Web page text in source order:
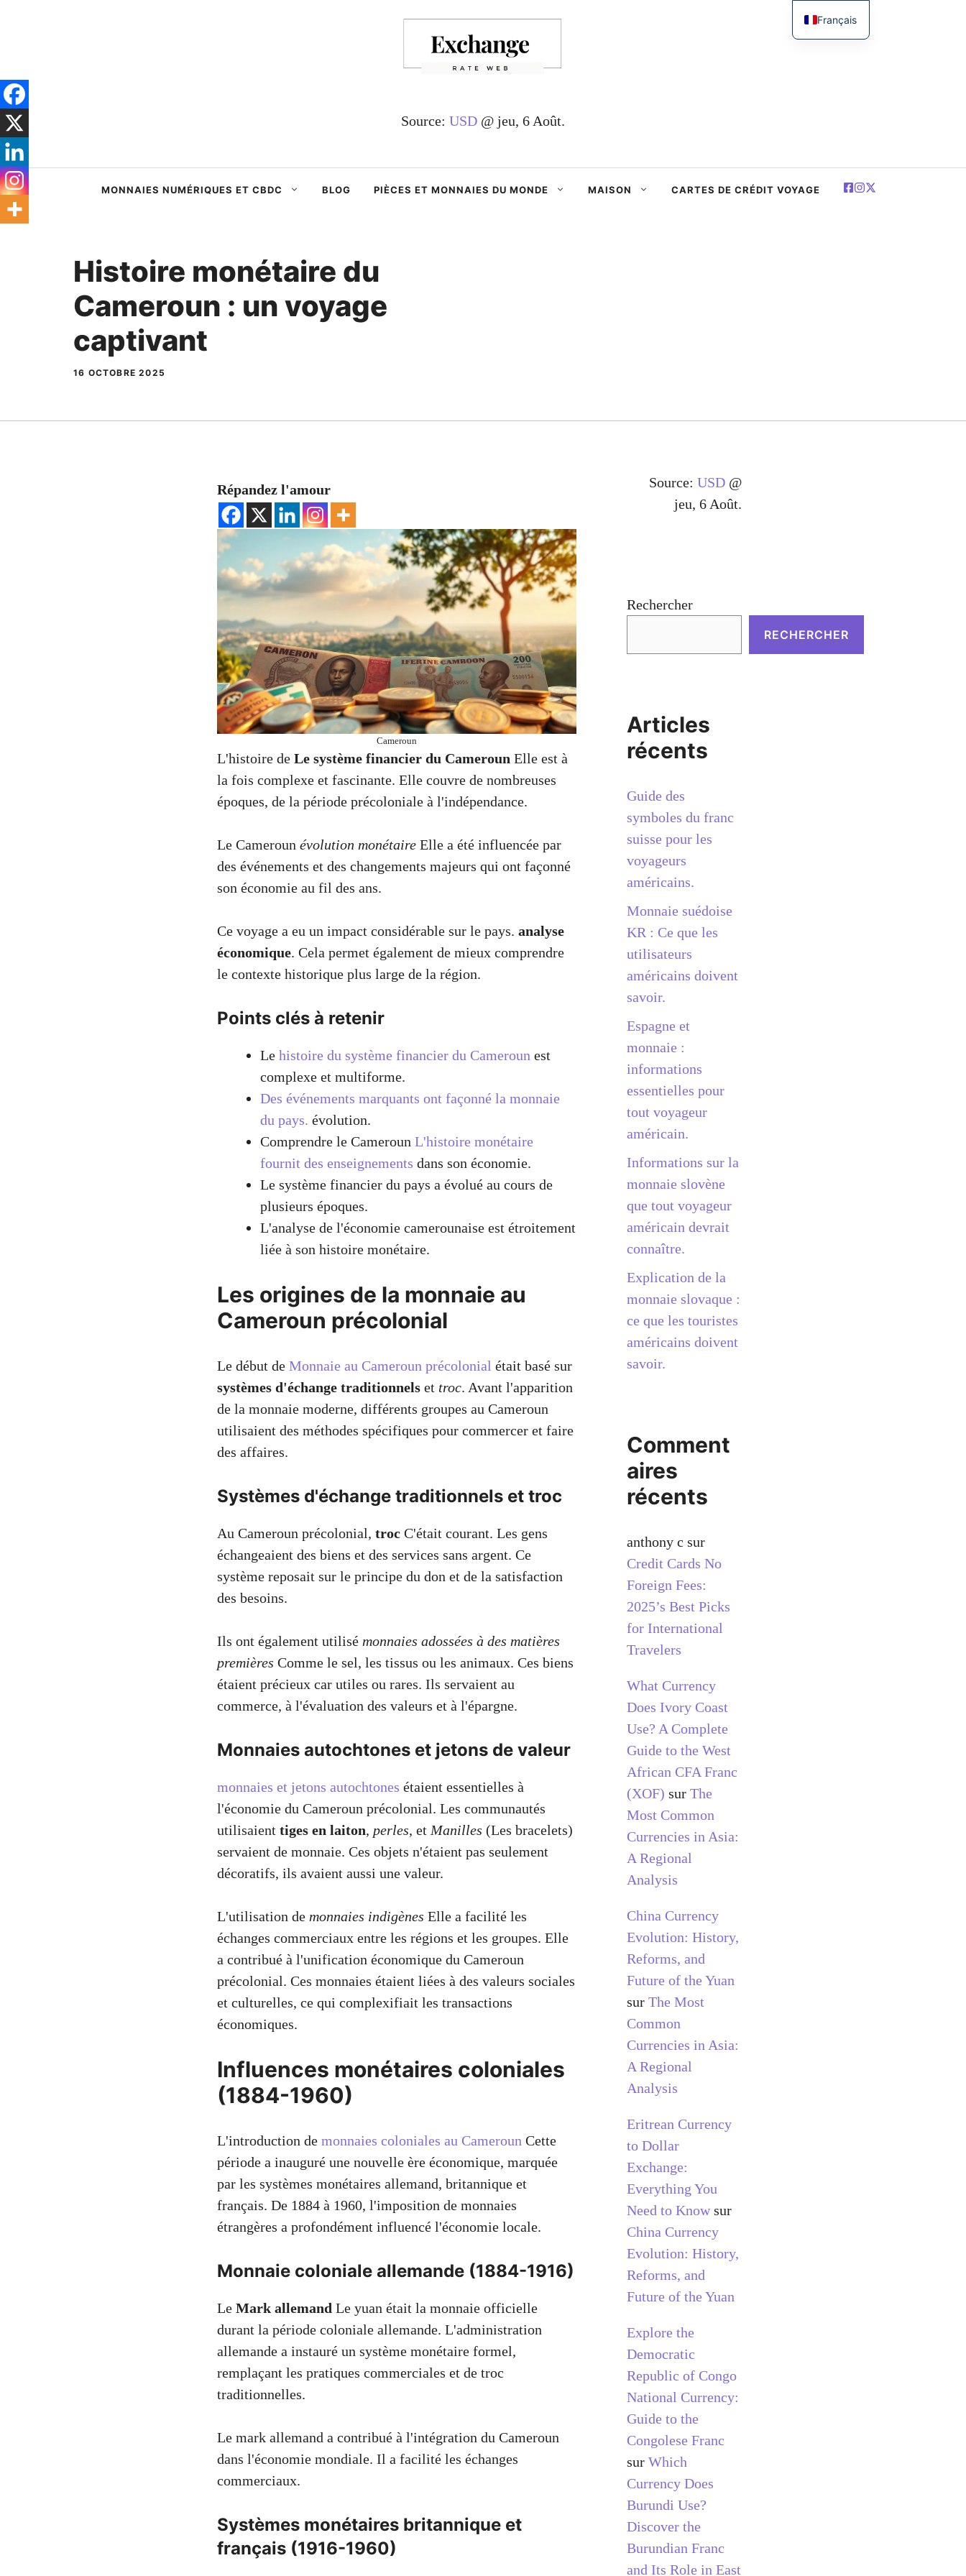
Source: USD @ jeu, 6 Août.
MONNAIES NUMÉRIQUES ET CBDC BLOG PIÈCES ET MONNAIES DU MONDE MAISON CARTES DE CRÉDIT VOYAGE
Histoire monétaire du
Cameroun : un voyage
captivant
16 OCTOBRE 2025
Répandez l'amour
Cameroun
L'histoire de Le système financier du Cameroun Elle est à
la fois complexe et fascinante. Elle couvre de nombreuses
époques, de la période précoloniale à l'indépendance.
Le Cameroun évolution monétaire Elle a été influencée par
des événements et des changements majeurs qui ont façonné
son économie au fil des ans.
Ce voyage a eu un impact considérable sur le pays. analyse
économique. Cela permet également de mieux comprendre
le contexte historique plus large de la région.
Points clés à retenir
Le histoire du système financier du Cameroun est
complexe et multiforme.
Des événements marquants ont façonné la monnaie
du pays. évolution.
Comprendre le Cameroun L'histoire monétaire
fournit des enseignements dans son économie.
Le système financier du pays a évolué au cours de
plusieurs époques.
L'analyse de l'économie camerounaise est étroitement
liée à son histoire monétaire.
Les origines de la monnaie au
Cameroun précolonial
Le début de Monnaie au Cameroun précolonial était basé sur
systèmes d'échange traditionnels et troc. Avant l'apparition
de la monnaie moderne, différents groupes au Cameroun
utilisaient des méthodes spécifiques pour commercer et faire
des affaires.
Systèmes d'échange traditionnels et troc
Au Cameroun précolonial, troc C'était courant. Les gens
échangeaient des biens et des services sans argent. Ce
système reposait sur le principe du don et de la satisfaction
des besoins.
Ils ont également utilisé monnaies adossées à des matières
premières Comme le sel, les tissus ou les animaux. Ces biens
étaient précieux car utiles ou rares. Ils servaient au
commerce, à l'évaluation des valeurs et à l'épargne.
Monnaies autochtones et jetons de valeur
monnaies et jetons autochtones étaient essentielles à
l'économie du Cameroun précolonial. Les communautés
utilisaient tiges en laiton, perles, et Manilles (Les bracelets)
servaient de monnaie. Ces objets n'étaient pas seulement
décoratifs, ils avaient aussi une valeur.
L'utilisation de monnaies indigènes Elle a facilité les
échanges commerciaux entre les régions et les groupes. Elle
a contribué à l'unification économique du Cameroun
précolonial. Ces monnaies étaient liées à des valeurs sociales
et culturelles, ce qui complexifiait les transactions
économiques.
Influences monétaires coloniales
(1884-1960)
L'introduction de monnaies coloniales au Cameroun Cette
période a inauguré une nouvelle ère économique, marquée
par les systèmes monétaires allemand, britannique et
français. De 1884 à 1960, l'imposition de monnaies
étrangères a profondément influencé l'économie locale.
Monnaie coloniale allemande (1884-1916)
Le Mark allemand Le yuan était la monnaie officielle
durant la période coloniale allemande. L'administration
allemande a instauré un système monétaire formel,
remplaçant les pratiques commerciales et de troc
traditionnelles.
Le mark allemand a contribué à l'intégration du Cameroun
dans l'économie mondiale. Il a facilité les échanges
commerciaux.
Systèmes monétaires britannique et
français (1916-1960)
Source: USD @
jeu, 6 Août.
Rechercher
RECHERCHER
Articles
récents
Guide des
symboles du franc
suisse pour les
voyageurs
américains.
Monnaie suédoise
KR : Ce que les
utilisateurs
américains doivent
savoir.
Espagne et
monnaie :
informations
essentielles pour
tout voyageur
américain.
Informations sur la
monnaie slovène
que tout voyageur
américain devrait
connaître.
Explication de la
monnaie slovaque :
ce que les touristes
américains doivent
savoir.
Comment
aires
récents
anthony c sur
Credit Cards No
Foreign Fees:
2025’s Best Picks
for International
Travelers
What Currency
Does Ivory Coast
Use? A Complete
Guide to the West
African CFA Franc
(XOF) sur The
Most Common
Currencies in Asia:
A Regional
Analysis
China Currency
Evolution: History,
Reforms, and
Future of the Yuan
sur The Most
Common
Currencies in Asia:
A Regional
Analysis
Eritrean Currency
to Dollar
Exchange:
Everything You
Need to Knowsur
China Currency
Evolution: History,
Reforms, and
Future of the Yuan
Explore the
Democratic
Republic of Congo
National Currency:
Guide to the
Congolese Franc
sur Which
Currency Does
Burundi Use?
Discover the
Burundian Franc
and Its Role in East
Français
English